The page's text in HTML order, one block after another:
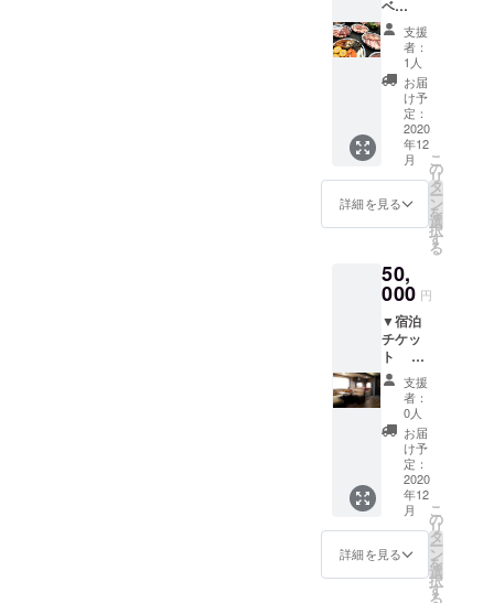
除
く）。
※ＢＢＱ
プラン
に変更
する場
合は追
加で別
途料金
をいた
す。 ※
詳しい
関する
情報は
こちら
のサイ
トから
ご確認
くださ
い。
https://
hotel.tr
avel.ra
kuten.c
o.jp/hot
elinfo/pl
an/1687
85 ※備
考欄に
利用者
の構成
が2つに
分かれ
る場合
には、2
コース
分お申
し込み
くださ
い。）
※前日
たは当
日昼間
な方
は、
20,000
円の
「手ぶ
らバー
ベ
キュー
チケッ
ト」と
合わせ
てお申
し込み
くださ
い。 ▼
お手紙
チケッ
ト
※17時〜
22時と
させて
いただ
きま
す。
●宿泊
※宿泊
は4名様
1棟でお
願いい
2棟以上
をご利
用され
る場合
には、
別途宿
泊費を
申し受
けま
す。
●入浴
▼お礼
のお手
ら22時
までの
どちら
かをお
選びく
ださ
い。
※6名様
までの
予約と
させて
いただ
過分は
別途お
支払い
をお願
いいた
しま
す。
※予約が
必要で
す。
（講師
の都合
でご希
望の日
時に添
場合も
ありま
ラン
ド、時
間は15
時〜16
時程度
とさせ
ていた
だきま
す。
※1日1
組15名
様まで
す。
※予約が
必要で
す。
（漁師
さんの
都合で
ご希望
の日時
に添え
ない場
合もあ
りま
す。）
※利用
日時は
メイズ
ベ
キュー
チケッ
ト ●
旬のお
勧め海
鮮食材
付きの
バーベ
キュー
チケッ
ト ※
食材例
（１人
釣れた
漁師さ
んお勧
めの魚
／牛肉
約100g
／豚肉
約100g
／鶏肉
125g／
イカ 半
身／
ソー
セージ1
本／野
菜／ご
飯
※11時〜
支援
者：
1人
お届
け予
定：
2020
年12
月
詳細を見る
こ
の
リ
タ
ー
ン
を
選
択
す
る
50,
000 円
▼宿泊
チケッ
ト ●
夕食
（食べ
放題ま
たは
バーベ
キュー
から選
択可
能）／
朝食
●露天風
呂 ●
宿泊
支援
者：
0人
お届
け予
定：
2020
年12
月
詳細を見る
こ
の
リ
タ
ー
ン
を
選
択
す
る